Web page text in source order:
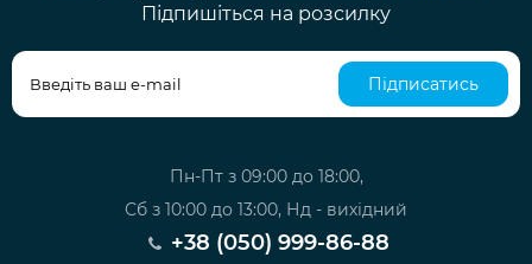
Підпишіться на розсилку
Підписатись
Пн-Пт з 09:00 до 18:00,
Сб з 10:00 до 13:00, Нд - вихідний
+38 (050) 999-86-88